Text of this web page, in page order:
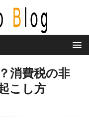
消費税の非
こし方